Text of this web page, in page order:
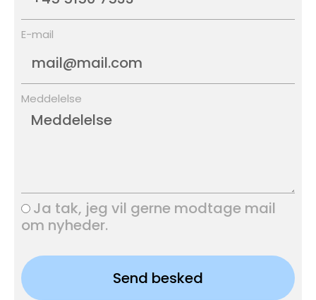
E-mail
Meddelelse
Ja tak, jeg vil gerne modtage mail
om nyheder.
Send besked